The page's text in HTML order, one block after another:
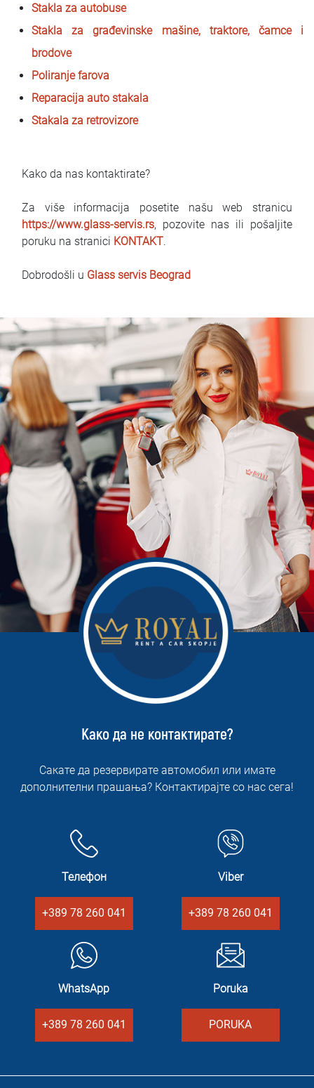
Stakla za autobuse
Stakla za građevinske mašine, traktore, čamce i
brodove
Poliranje farova
Reparacija auto stakala
Stakala za retrovizore
Kako da nas kontaktirate?
Za više informacija posetite našu web stranicu
https://www.glass-servis.rs, pozovite nas ili pošaljite
poruku na stranici KONTAKT.
Dobrodošli u Glass servis Beograd
Како да не контактирате?
Сакате да резервирате автомобил или имате
дополнителни прашања? Контактирајте со нас сега!
Телефон
+389 78 260 041
Viber
+389 78 260 041
WhatsApp
+389 78 260 041
Poruka
PORUKA